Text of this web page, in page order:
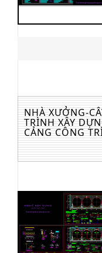
NHÀ XƯỞNG-
TRÌNH XÂY
CẢNG CÔNG